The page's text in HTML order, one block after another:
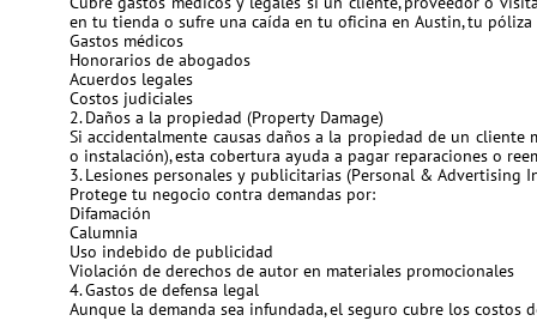
en tu tienda o sufre una caída en tu oficina en Austin, tu
Gastos médicos
Honorarios de abogados
Acuerdos legales
Costos judiciales
2. Daños a la propiedad (Property Damage)
Si accidentalmente causas daños a la propiedad de un
o instalación), esta cobertura ayuda a pagar reparaciones o
3. Lesiones personales y publicitarias (Personal & Advertising
Protege tu negocio contra demandas por:
Difamación
Calumnia
Uso indebido de publicidad
Violación de derechos de autor en materiales promocionales
4. Gastos de defensa legal
Aunque la demanda sea infundada, el seguro cubre los costos